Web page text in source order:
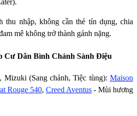
thu nhập, không cần thẻ tín dụng, chia
mê không trở thành gánh nặng.
Cư Dân Bình Chánh Sành Điệu
(Sang chảnh, Tiệc tùng): Maison
Rouge 540, Creed Aventus - Mùi hương